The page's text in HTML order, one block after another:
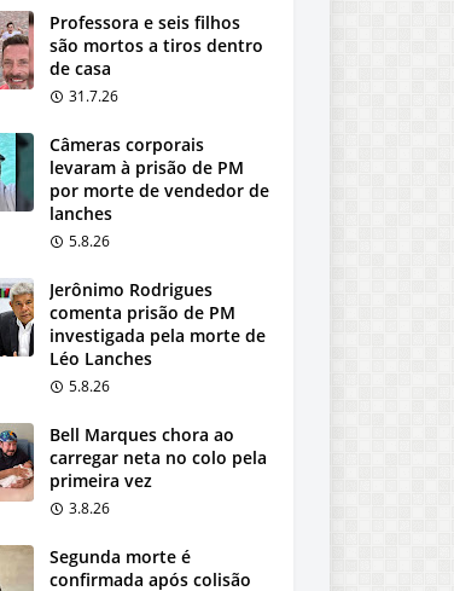
Professora e seis filhos
são mortos a tiros dentro
de casa
31.7.26
Câmeras corporais
levaram à prisão de PM
por morte de vendedor de
lanches
5.8.26
Jerônimo Rodrigues
comenta prisão de PM
investigada pela morte de
Léo Lanches
5.8.26
Bell Marques chora ao
carregar neta no colo pela
primeira vez
3.8.26
Segunda morte é
confirmada após colisão